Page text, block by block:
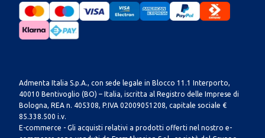
Admenta Italia S.p.A., con sede legale in Blocco 11.1 Interporto,
40010 Bentivoglio (BO) – Italia, iscritta al Registro delle Imprese di
Bologna, REA n. 405308, P.IVA 02009051208, capitale sociale €
85.338.500 i.v.
E-commerce - Gli acquisti relativi a prodotti offerti nel nostro e-